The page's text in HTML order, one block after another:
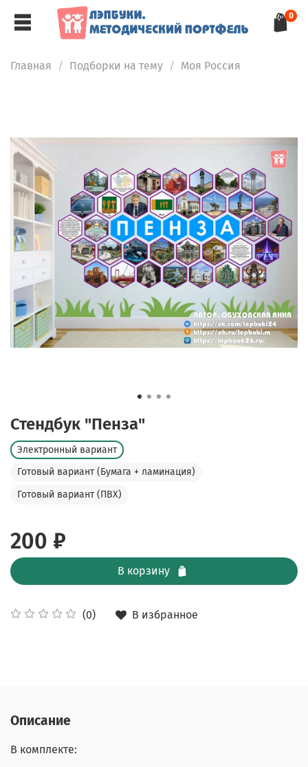
0
Главная Подборки на тему Моя Россия
Стендбук "Пенза"
(0) В избранное
Электронный вариант
Готовый вариант (Бумага + ламинация)
Готовый вариант (ПВХ)
200 ₽
В корзину
Описание
В комплекте: